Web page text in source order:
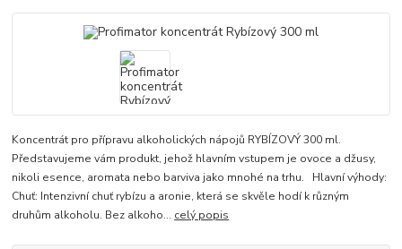
Koncentrát pro přípravu alkoholických nápojů RYBÍZOVÝ 300 ml.
Představujeme vám produkt, jehož hlavním vstupem je ovoce a džusy,
nikoli esence, aromata nebo barviva jako mnohé na trhu. Hlavní výhody:
Chuť: Intenzivní chuť rybízu a aronie, která se skvěle hodí k různým
druhům alkoholu. Bez alkoho... celý popis